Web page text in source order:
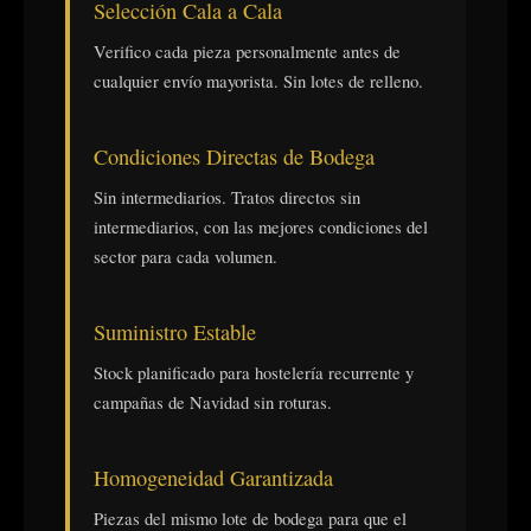
Selección Cala a Cala
Verifico cada pieza personalmente antes de
cualquier envío mayorista. Sin lotes de relleno.
Condiciones Directas de Bodega
Sin intermediarios. Tratos directos sin
intermediarios, con las mejores condiciones del
sector para cada volumen.
Suministro Estable
Stock planificado para hostelería recurrente y
campañas de Navidad sin roturas.
Homogeneidad Garantizada
Piezas del mismo lote de bodega para que el